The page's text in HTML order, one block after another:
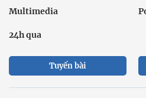
Multimedia
24h qua
Tuyến bài